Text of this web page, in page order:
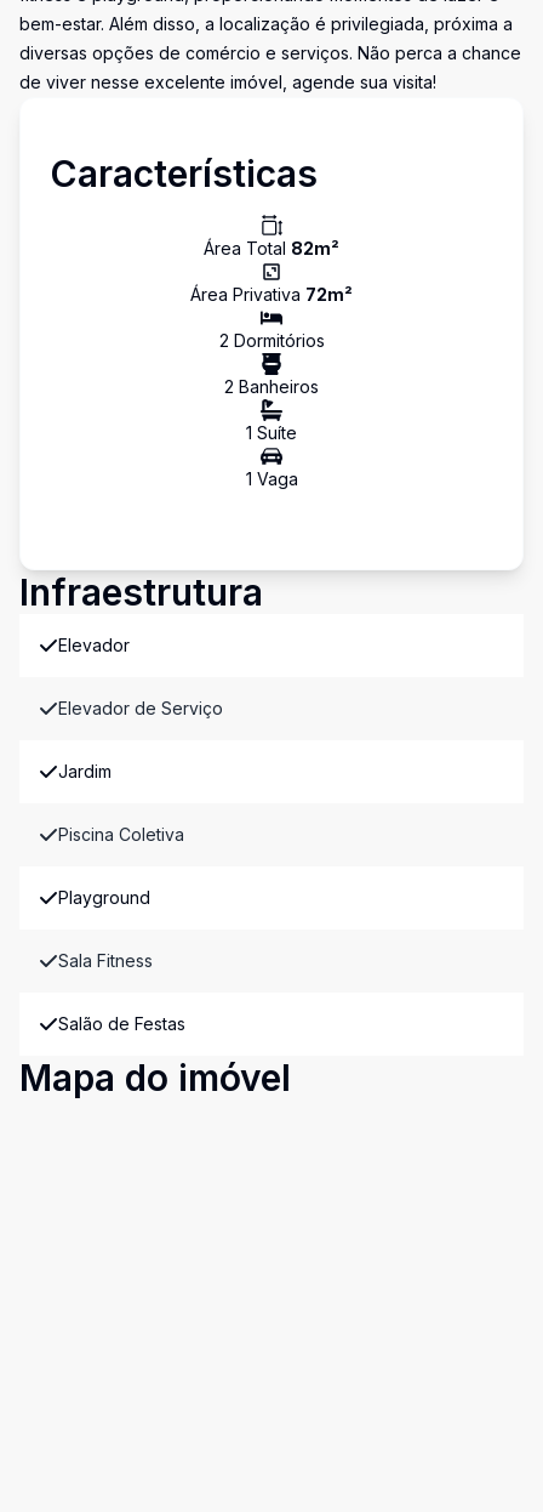
bem-estar. Além disso, a localização é privilegiada, próxima a
diversas opções de comércio e serviços. Não perca a chance
de viver nesse excelente imóvel, agende sua visita!
Características
Área Total 82m²
Área Privativa 72m²
2 Dormitórios
2 Banheiros
1 Suíte
1 Vaga
Infraestrutura
Elevador
Elevador de Serviço
Jardim
Piscina Coletiva
Playground
Sala Fitness
Salão de Festas
Mapa do imóvel